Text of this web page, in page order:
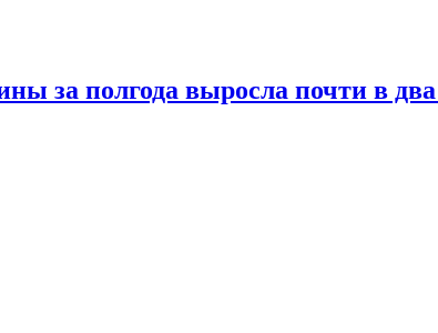
за полгода выросла почти в два